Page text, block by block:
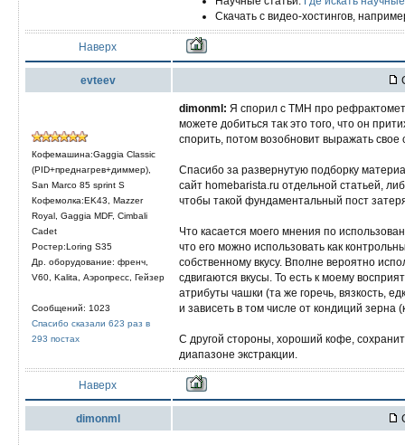
Скачать с видео-хостингов,
Наверх
evteev
Кофемашина:Gaggia Classic
(PID+преднагрев+диммер),
San Marco 85 sprint S
Кофемолка:EK43, Mazzer
Royal, Gaggia MDF, Cimbali
Cadet
Ростер:Loring S35
Др. оборудование: френч,
V60, Kalita, Аэропресс, Гейзер
Сообщений: 1023
Спасибо сказали 623 раз в
293 постах
dimonml: Я спорил с ТМН про
можете добиться так это того, что он
спорить, потом возобновит выражать
Спасибо за развернутую подборку
сайт homebarista.ru отдельной статьей,
чтобы такой фундаментальный пост
Что касается моего мнения по
что его можно использовать как
собственному вкусу. Вполне вероятно
сдвигаются вкусы. То есть к моему
атрибуты чашки (та же горечь, вязкость,
и зависеть в том числе от кондиций зерна
С другой стороны, хороший кофе,
диапазоне экстракции.
Наверх
dimonml